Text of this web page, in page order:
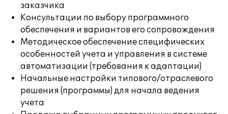
заказчика
Консультации по выбору программного
обеспечения и вариантов его сопровождения
Методическое обеспечение специфических
особенностей учета и управления в системе
автоматизации (требования к адаптации)
Начальные настройки типового/отраслевого
решения (программы) для начала ведения
учета